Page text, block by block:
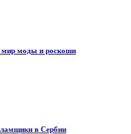
мир моды и роскоши
в Сербии